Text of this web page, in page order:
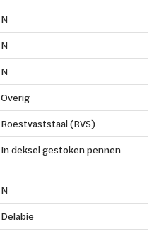
N
N
N
Overig
Roestvaststaal (RVS)
In deksel gestoken pennen
N
Delabie